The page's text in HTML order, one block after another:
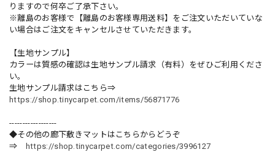
りますので何卒ご了承下さい。
※離島のお客様で【離島のお客様専用送料】をご注文いただいていな
い場合はご注文をキャンセルさせていただきます。
【生地サンプル】
カラーは質感の確認は生地サンプル請求（有料）をぜひご利用くださ
い。
生地サンプル請求はこちら⇒
https://shop.tinycarpet.com/items/56871776
------------------
◆その他の廊下敷きマットはこちらからどうぞ
⇒
https://shop.tinycarpet.com/categories/3996127